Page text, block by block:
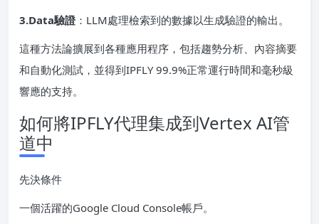
3.Data驗證 ：LLM處理檢索到的數據以生成驗證的輸出。
這種方法論擴展到各種應用程序，包括趨勢分析、內容摘要
和自動化測試，並得到IPFLY 99.9%正常運行時間和毫秒級
響應的支持。
如何將IPFLY代理集成到Vertex AI管
道中
先決條件
一個活躍的Google Cloud Console帳戶。